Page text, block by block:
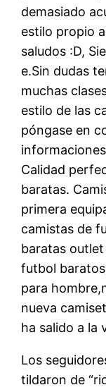
demasiado
estilo propio
saludos :D,
e.Sin dudas
muchas
estilo de las
póngase en
Calidad
baratas.
primera
camistas de
baratas
futbol
para
nueva
ha salido a la
Los
tildaron de